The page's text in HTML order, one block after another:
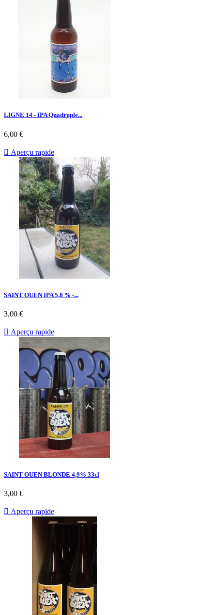
LIGNE 14 - IPA Quadruple...
6,00 €
 Aperçu rapide
SAINT OUEN IPA 5,8 % -...
3,00 €
 Aperçu rapide
SAINT OUEN BLONDE 4,9% 33cl
3,00 €
 Aperçu rapide